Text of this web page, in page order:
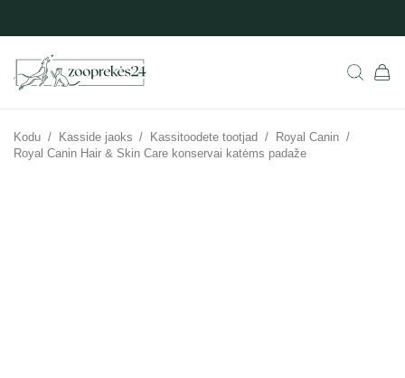
Kodu / Kasside jaoks / Kassitoodete tootjad / Royal Canin /
Royal Canin Hair & Skin Care konservai katėms padaže